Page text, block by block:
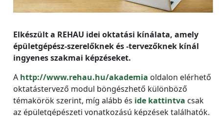
Elkészült a REHAU idei oktatási kínálata, amely
épületgépész-szerelőknek és -tervezőknek kínál
ingyenes szakmai képzéseket.
A http://www.rehau.hu/akademia oldalon elérhető
oktatástervező modul böngészhető különböző
témakörök szerint, míg alább és ide kattintva csak
az épületgépészeti vonatkozású képzések találhatók.